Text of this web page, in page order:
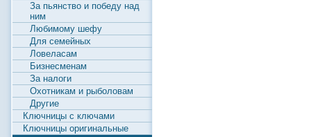
За пьянство и победу над
ним
Любимому шефу
Для семейных
Ловеласам
Бизнесменам
За налоги
Охотникам и рыболовам
Другие
Ключницы с ключами
Ключницы оригинальные